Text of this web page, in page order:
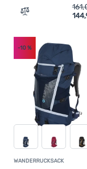
Zum Vergleich
WANDERRUCKSACK
-10 %